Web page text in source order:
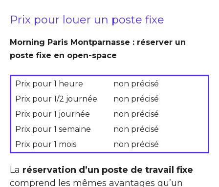
Prix pour louer un poste fixe
Morning Paris Montparnasse : réserver un
poste fixe en open-space
Prix pour 1 heure
non précisé
Prix pour 1/2 journée
non précisé
Prix pour 1 journée
non précisé
Prix pour 1 semaine
non précisé
Prix pour 1 mois
non précisé
La réservation d’un poste de travail fixe
comprend les mêmes avantages qu’un